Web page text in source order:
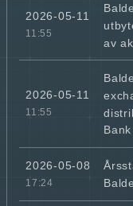
2026-05-11
11:55
av
2026-05-11
11:55
Bank
2026-05-08
17:24